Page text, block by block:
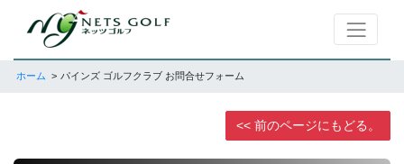
ホーム パインズ ゴルフクラブ お問合せフォーム
<< 前のページにもどる。